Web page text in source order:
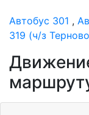
Автобус 301 ,
319 (ч/з